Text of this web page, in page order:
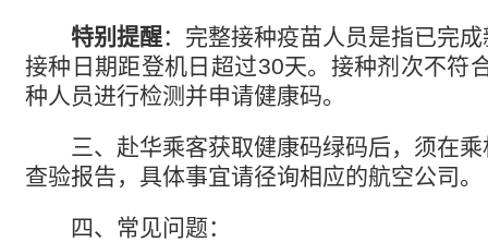
特别提醒： 完整接种疫苗人员是指已完
接种日期距登机日超过30天。接种剂次不符
种人员进行检测并申请健康码。
三、赴华乘客获取健康码绿码后，须在
查验报告，具体事宜请径询相应的航空公司。
四、常见问题：